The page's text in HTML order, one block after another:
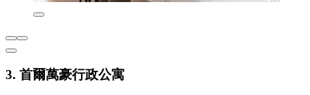
3. 首爾萬豪行政公寓